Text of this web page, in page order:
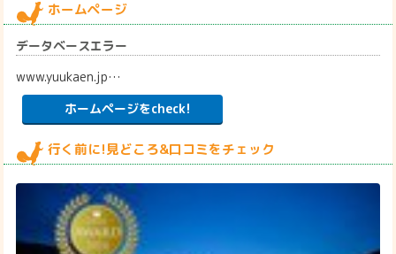
ホームページ
データベースエラー
www.yuukaen.jp…
ホームページをcheck!
行く前に!見どころ&口コミをチェック